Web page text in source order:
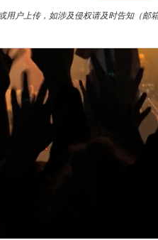
用户上传，如涉及侵权请及时告知（邮